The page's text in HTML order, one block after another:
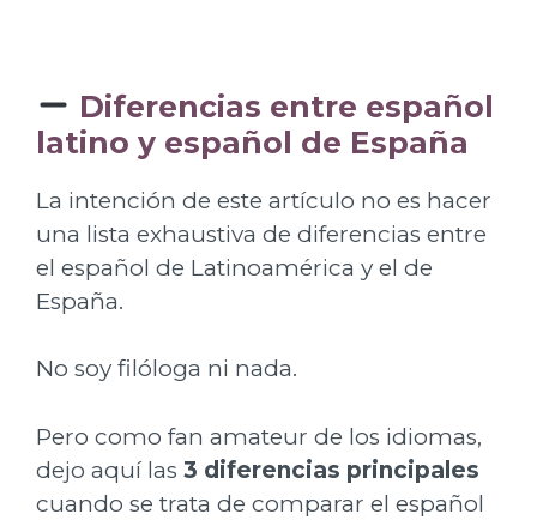
Diferencias entre español
latino y español de España
La intención de este artículo no es hacer
una lista exhaustiva de diferencias entre
el español de Latinoamérica y el de
España.
No soy filóloga ni nada.
Pero como fan amateur de los idiomas,
dejo aquí las 3 diferencias principales
cuando se trata de comparar el español